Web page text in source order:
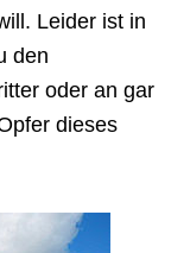
Leider ist in
den
oder an gar
dieses